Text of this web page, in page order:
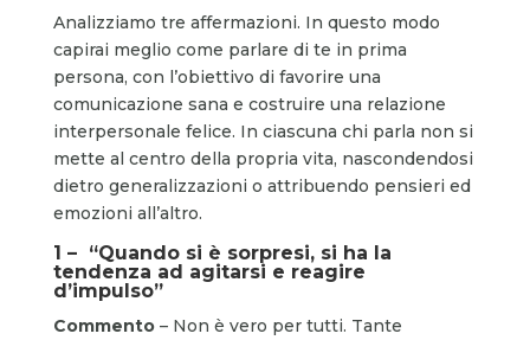
Analizziamo tre affermazioni. In questo modo
capirai meglio come parlare di te in prima
persona, con l’obiettivo di favorire una
comunicazione sana e costruire una relazione
interpersonale felice. In ciascuna chi parla non si
mette al centro della propria vita, nascondendosi
dietro generalizzazioni o attribuendo pensieri ed
emozioni all’altro.
1 – “Quando si è sorpresi, si ha la
tendenza ad agitarsi e reagire
d’impulso”
Commento– Non è vero per tutti. Tante